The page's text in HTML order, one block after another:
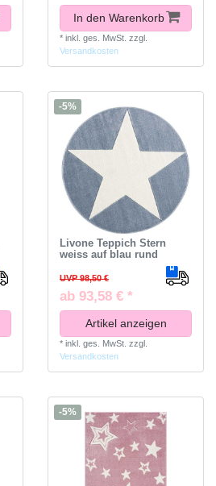
In den Warenkorb
* inkl. ges. MwSt. zzgl.
Versandkosten
-5%
Livone Teppich Stern
weiss auf blau rund
UVP 98,50 €
ab 93,58 € *
Artikel anzeigen
* inkl. ges. MwSt. zzgl.
Versandkosten
-5%